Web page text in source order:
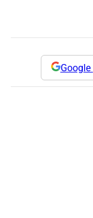
Google